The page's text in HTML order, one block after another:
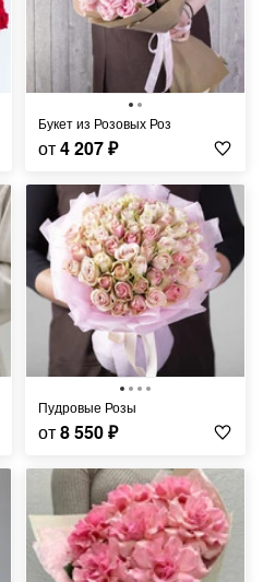
Букет из Розовых Роз
от4 207₽
Пудровые Розы
от8 550₽